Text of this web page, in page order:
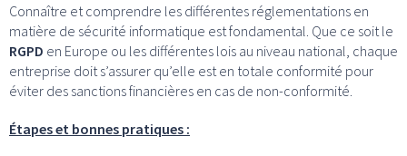
Connaître et comprendre les différentes réglementations en
matière de sécurité informatique est fondamental. Que ce soit le
RGPD en Europe ou les différentes lois au niveau national, chaque
entreprise doit s’assurer qu’elle est en totale conformité pour
éviter des sanctions financières en cas de non-conformité.
Étapes et bonnes pratiques :